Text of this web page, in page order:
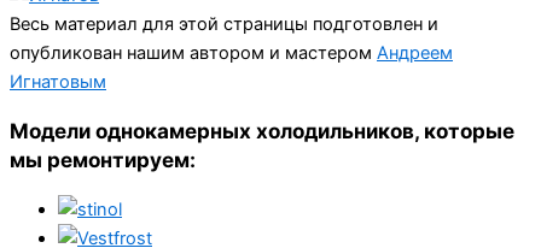
Весь материал для этой страницы подготовлен и
опубликован нашим автором и мастером Андреем
Игнатовым
Модели однокамерных холодильников, которые
мы ремонтируем: